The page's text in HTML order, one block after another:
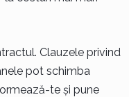
Clauzele privind
pot schimba
te și pune